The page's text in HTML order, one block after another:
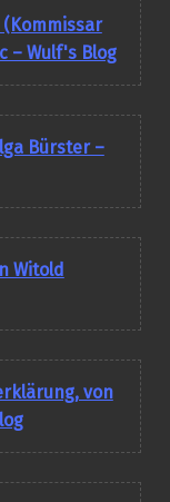
– Wulf's Blog
Bürster –
Witold
von